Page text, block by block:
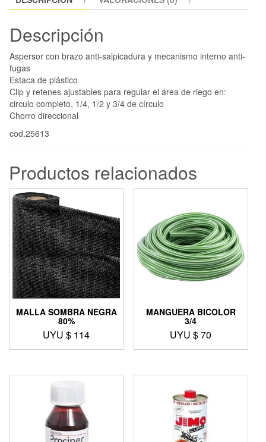
Descripción
Aspersor con brazo anti-salpicadura y mecanismo interno anti-
fugas
Estaca de plástico
Clip y retenes ajustables para regular el área de riego en:
circulo completo, 1/4, 1/2 y 3/4 de círculo
Chorro direccional
cod.25613
Productos relacionados
MALLA SOMBRA NEGRA
80%
UYU $ 114
MANGUERA BICOLOR
3/4
UYU $70